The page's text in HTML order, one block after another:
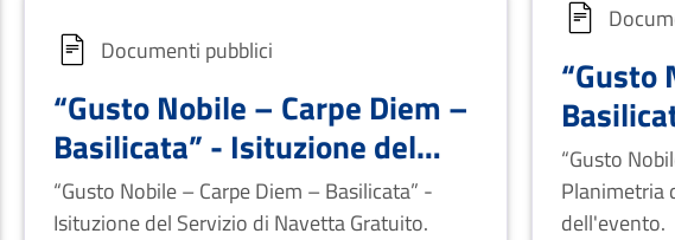
Documenti pubblici
“Gusto Nobile – Carpe Diem –
Basilicata” - Isituzione del
Servizio di Navetta Gratuito.
“Gusto Nobile – Carpe Diem – Basilicata” -
Isituzione del Servizio di Navetta Gratuito.
“Gusto
Aree
“Gusto
Planimetria
dell'evento.